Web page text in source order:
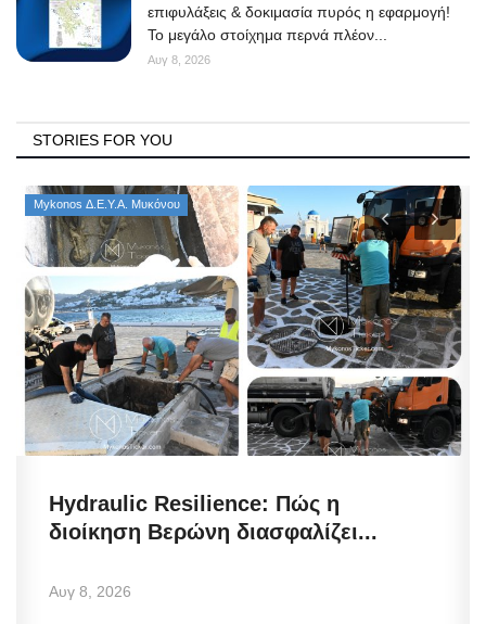
επιφυλάξεις & δοκιμασία πυρός η εφαρμογή!
Το μεγάλο στοίχημα περνά πλέον...
Αυγ 8, 2026
STORIES FOR YOU
Mykonos Δ.Ε.Υ.Α. Μυκόνου
Hydraulic Resilience: Πώς η
διοίκηση Βερώνη διασφαλίζει...
Αυγ 8, 2026